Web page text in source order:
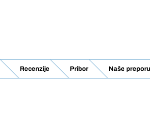
Recenzije Pribor Naše